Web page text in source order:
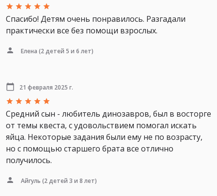
Спасибо! Детям очень понравилось. Разгадали
практически все без помощи взрослых.
Елена (2 детей 5 и 6 лет)
21 февраля 2025 г.
Средний сын - любитель динозавров, был в восторге
от темы квеста, с удовольствием помогал искать
яйца. Некоторые задания были ему не по возрасту,
но с помощью старшего брата все отлично
получилось.
Айгуль (2 детей 3 и 8 лет)